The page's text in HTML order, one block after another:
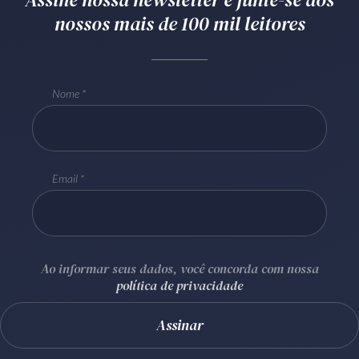
Receba por RSS
Batel Curitiba/PR CEP80240-000
nossos mais de 100 mil leitores
Nome
Email
Ao informar seus dados, você concorda com nossa
política de privacidade